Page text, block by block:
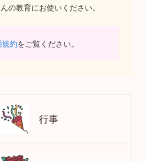
の教育にお使いください。
規約をご覧ください。
行事